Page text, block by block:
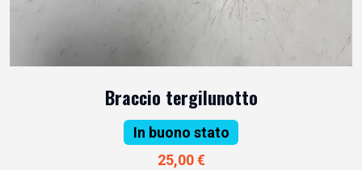
Braccio tergilunotto
In buono stato
25,00 €